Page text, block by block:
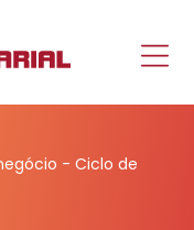
- Ciclo de